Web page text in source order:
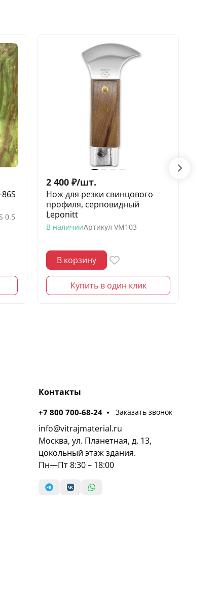
0.5
2 400 ₽/шт.
Нож для резки свинцового
профиля, серповидный
Leponitt
В наличииАртикул VM103
В корзину
Купить в один клик
Контакты
+7 800 700-68-24 Заказать звонок
info@vitrajmaterial.ru
Москва, ул. Планетная, д. 13,
цокольный этаж здания.
Пн—Пт 8:30 – 18:00